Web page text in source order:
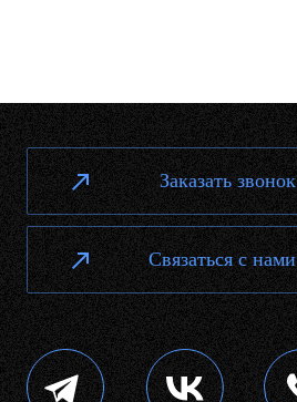
Заказать звонок
Связаться с нами